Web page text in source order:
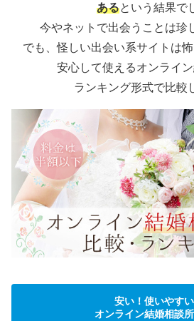
あるという結果で
今やネットで出会うことは珍
でも、怪しい出会い系サイトは
安心して使えるオンライ
ランキング形式で比較
安い！使いやすい
オンライン結婚相談